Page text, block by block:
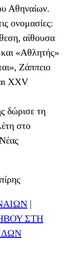
Αθηναίων.
ονομασίες:
αίθουσα
«Αθλητής»
Ζάππειο
ΧΧV
δώρισε τη
στο
|
ΣΤΗ